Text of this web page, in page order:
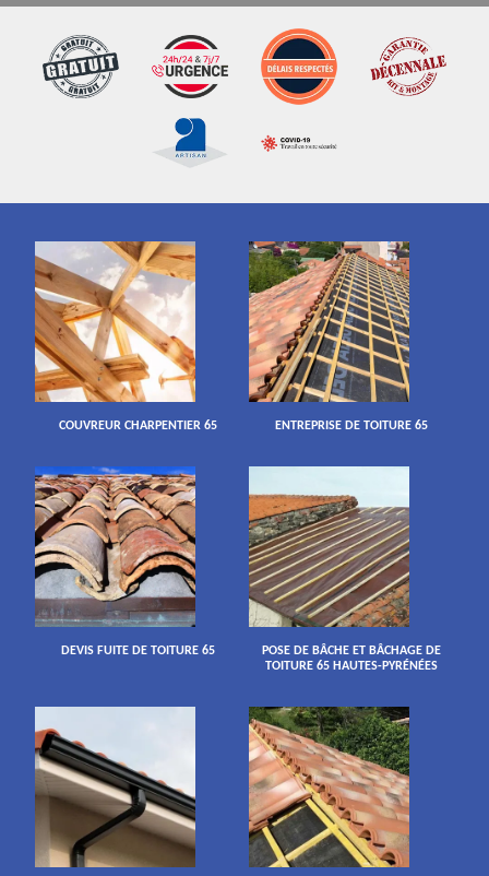
COUVREUR CHARPENTIER 65 ENTREPRISE DE TOITURE 65
DEVIS FUITE DE TOITURE 65
POSE DE BÂCHE ET BÂCHAGE DE
TOITURE 65 HAUTES-PYRÉNÉES